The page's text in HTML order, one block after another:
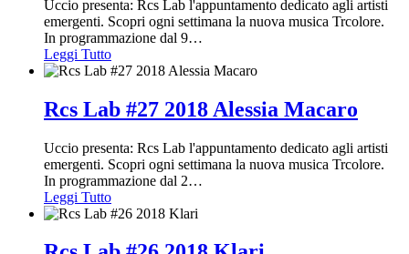
Uccio presenta: Rcs Lab l'appuntamento dedicato agli artisti
emergenti. Scopri ogni settimana la nuova musica Trcolore.
In programmazione dal 9…
Leggi Tutto
Rcs Lab #27 2018 Alessia Macaro
Uccio presenta: Rcs Lab l'appuntamento dedicato agli artisti
emergenti. Scopri ogni settimana la nuova musica Trcolore.
In programmazione dal 2…
Leggi Tutto